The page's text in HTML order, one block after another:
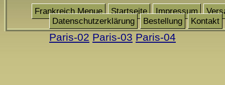
Frankreich Menue Startseite Impressum
Datenschutzerklärung
Bestellung Kontakt
Paris-02 Paris-03 Paris-04